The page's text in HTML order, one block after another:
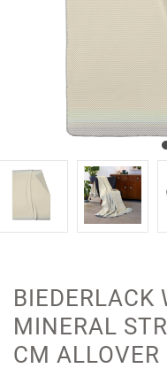
BIEDERLACK
MINERAL
CM ALLOVER